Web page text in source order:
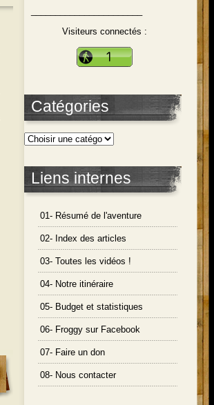
Visiteurs connectés :
Catégories
Liens internes
01- Résumé de l'aventure
02- Index des articles
03- Toutes les vidéos !
04- Notre itinéraire
05- Budget et statistiques
06- Froggy sur Facebook
07- Faire un don
08- Nous contacter